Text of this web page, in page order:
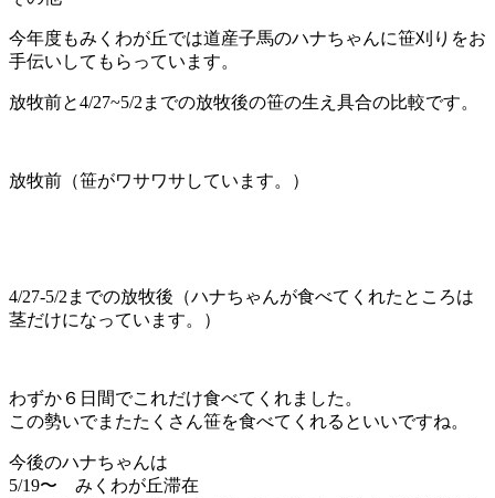
今年度もみくわが丘では道産子馬のハナちゃんに笹刈りをお
手伝いしてもらっています。
放牧前と4/27~5/2までの放牧後の笹の生え具合の比較です。
放牧前（笹がワサワサしています。）
4/27-5/2までの放牧後（ハナちゃんが食べてくれたところは
茎だけになっています。）
わずか６日間でこれだけ食べてくれました。
この勢いでまたたくさん笹を食べてくれるといいですね。
今後のハナちゃんは
5/19〜 みくわが丘滞在